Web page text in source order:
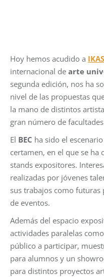
Hoy hemos acudido a
internacional de arte
segunda edición, nos ha
nivel de las propuestas
la mano de distintos
gran número de
El BEC ha sido el
certamen, en el que se ha
stands expositores.
realizadas por jóvenes
sus trabajos como futuras
de eventos.
Además del espacio
actividades paralelas
público a participar,
para alumnos y un
para distintos proyectos